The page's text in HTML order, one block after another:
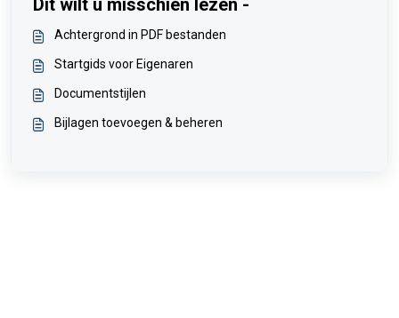
Achtergrond in PDF bestanden
Startgids voor Eigenaren
Documentstijlen
Bijlagen toevoegen & beheren